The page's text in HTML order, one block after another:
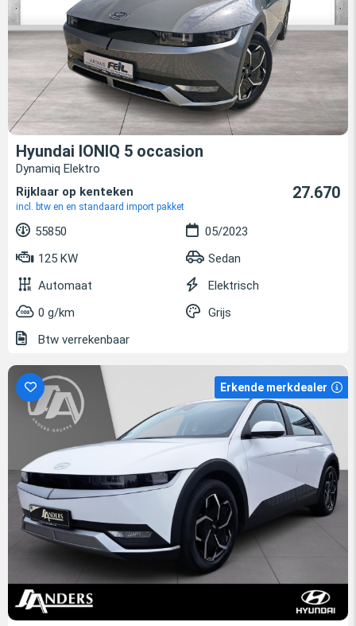
Hyundai IONIQ 5 occasion
Dynamiq Elektro
Rijklaar op kenteken
incl. btw en en standaard import pakket
27.670
55850
05/2023
125 KW
Sedan
Automaat
Elektrisch
0 g/km
Grijs
Btw verrekenbaar
Erkende merkdealer